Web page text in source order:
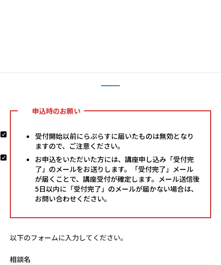
キ
に
申込時のお願い
受付開始以前にらぷらすに届いたものは無効となり
ますので、ご注意ください。
お申込をいただいた方には、講座申し込み「受付完
了」のメールをお送りします。「受付完了」メール
が届くことで、講座受付が確定します。メール送信後
5日以内に「受付完了」のメールが届かない場合は、
お問い合わせください。
以下のフォームに入力してください。
相談名